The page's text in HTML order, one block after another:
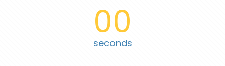
00
seconds